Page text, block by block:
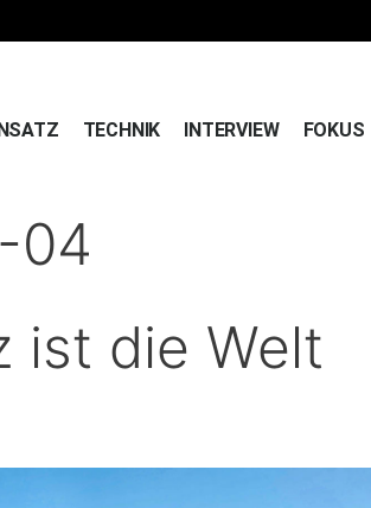
TECHNIK INTERVIEW FOKUS
04
ist die Welt